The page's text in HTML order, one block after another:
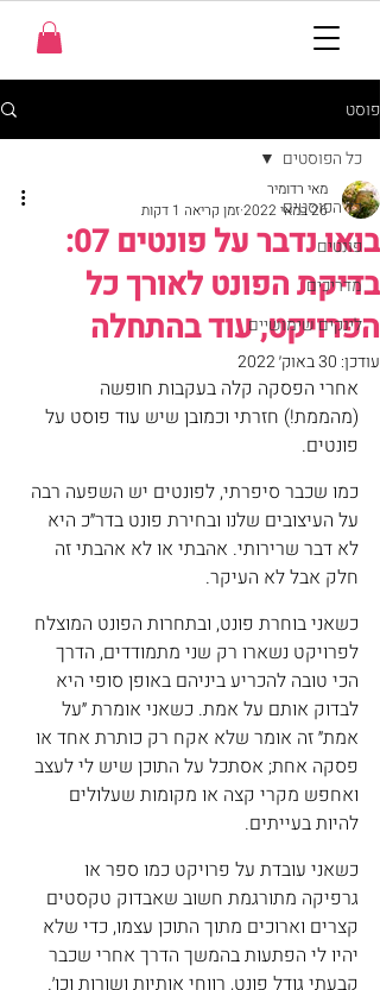
פוסט
כל הפוסטים
פונטים
מדריכים
לינקים שימושיים
כל הפוסטים
בואו נדבר על פונטים 07:
בדיקת הפונט לאורך כל
הפרויקט, עוד בהתחלה
מאי רדומיר
26 במאי 2022
זמן קריאה 1 דקות
עודכן: 30 באוק׳ 2022
אחרי הפסקה קלה בעקבות חופשה
(מהממת!) חזרתי וכמובן שיש עוד פוסט על
פונטים.
כמו שכבר סיפרתי, לפונטים יש השפעה רבה
על העיצובים שלנו ובחירת פונט בדר״כ היא
לא דבר שרירותי. אהבתי או לא אהבתי זה
חלק אבל לא העיקר.
כשאני בוחרת פונט, ובתחרות הפונט המוצלח
לפרויקט נשארו רק שני מתמודדים, הדרך
הכי טובה להכריע ביניהם באופן סופי היא
לבדוק אותם על אמת. כשאני אומרת ״על
אמת״ זה אומר שלא אקח רק כותרת אחד או
פסקה אחת; אסתכל על התוכן שיש לי לעצב
ואחפש מקרי קצה או מקומות שעלולים
להיות בעייתים.
כשאני עובדת על פרויקט כמו ספר או
גרפיקה מתורגמת חשוב שאבדוק טקסטים
קצרים וארוכים מתוך התוכן עצמו, כדי שלא
יהיו לי הפתעות בהמשך הדרך אחרי שכבר